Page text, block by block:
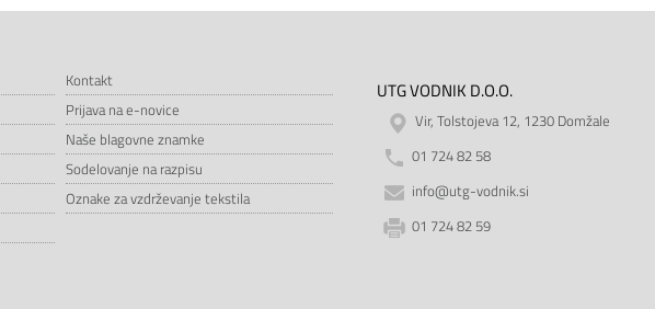
Kontakt
Prijava na e-novice
Naše blagovne znamke
Sodelovanje na razpisu
Oznake za vzdrževanje tekstila
UTG VODNIK D.O.O.
Vir, Tolstojeva 12, 1230 Domžale
01 724 82 58
info@utg-vodnik.si
01 724 82 59